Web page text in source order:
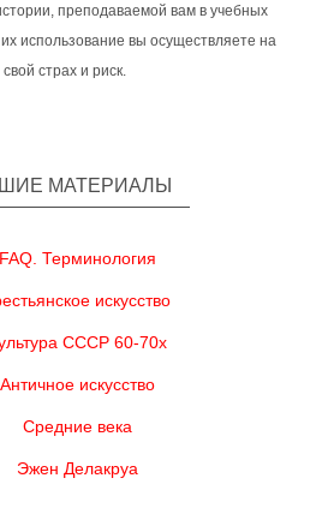
преподаваемой вам в учебных
использование вы осуществляете на
свой страх и риск.
МАТЕРИАЛЫ
FAQ. Терминология
искусство
СССР 60-70х
Античное искусство
Средние века
Эжен Делакруа